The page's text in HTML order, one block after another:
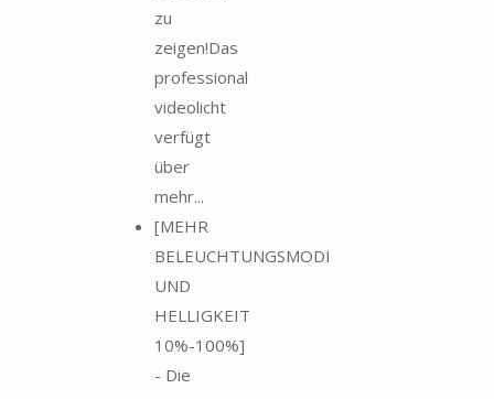
zu
zeigen!Das
professional
videolicht
verfügt
über
mehr...
[MEHR
BELEUCHTUNGSMODI
UND
HELLIGKEIT
10%-100%]
- Die